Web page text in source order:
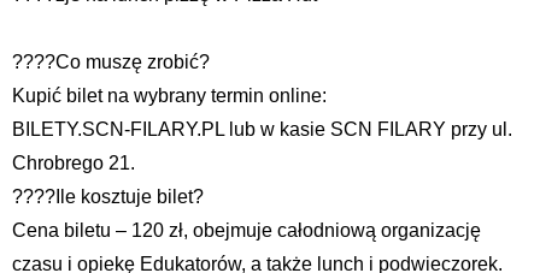
????Co muszę zrobić?
Kupić bilet na wybrany termin online:
BILETY.SCN-FILARY.PL lub w kasie SCN FILARY przy ul.
Chrobrego 21.
????Ile kosztuje bilet?
Cena biletu – 120 zł, obejmuje całodniową organizację
czasu i opiekę Edukatorów, a także lunch i podwieczorek.